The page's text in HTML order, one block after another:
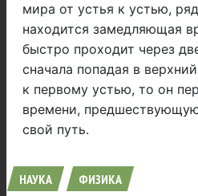
мира от устья к устью,
находится замедляющая
быстро проходит через
сначала попадая в
к первому устью, то он
времени,
свой путь.
НАУКА ФИЗИКА